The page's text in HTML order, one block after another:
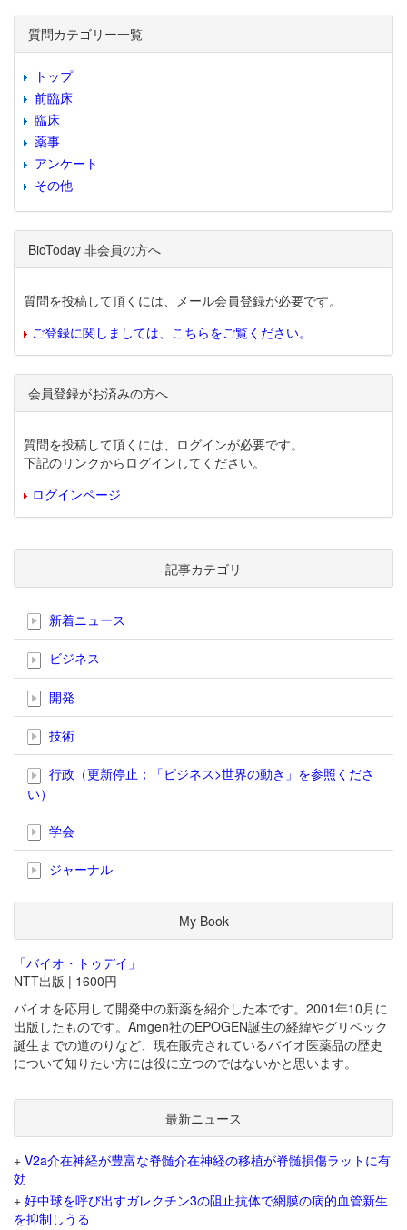
質問カテゴリー一覧
トップ
前臨床
臨床
薬事
アンケート
その他
BioToday 非会員の方へ
質問を投稿して頂くには、メール会員登録が必要です。
ご登録に関しましては、こちらをご覧ください。
会員登録がお済みの方へ
質問を投稿して頂くには、ログインが必要です。
下記のリンクからログインしてください。
ログインページ
記事カテゴリ
新着ニュース
ビジネス
開発
技術
行政（更新停止；「ビジネス>世界の動き」を参照くださ
い）
学会
ジャーナル
My Book
「バイオ・トゥデイ」
NTT出版 | 1600円
バイオを応用して開発中の新薬を紹介した本です。2001年10月に
出版したものです。Amgen社のEPOGEN誕生の経緯やグリベック
誕生までの道のりなど、現在販売されているバイオ医薬品の歴史
について知りたい方には役に立つのではないかと思います。
最新ニュース
+ V2a介在神経が豊富な脊髄介在神経の移植が脊髄損傷ラットに有
効
+ 好中球を呼び出すガレクチン3の阻止抗体で網膜の病的血管新生
を抑制しうる